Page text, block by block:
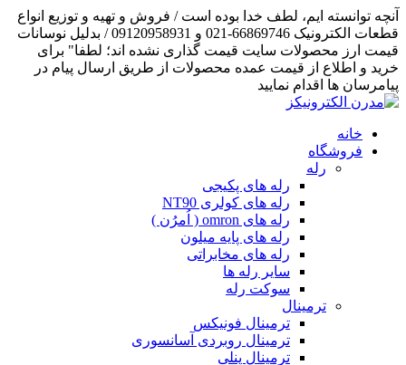
آنچه توانسته ایم، لطف خدا بوده است / فروش و تهیه و توزیع انواع
قطعات الکترونیک 66869746-021 و 09120958931 / بدلیل نوسانات
قیمت ارز محصولات سایت قیمت گذاری نشده اند؛ لطفا" برای
خرید و اطلاع از قیمت عمده محصولات از طریق ارسال پیام در
پیامرسان ها اقدام نمایید
خانه
فروشگاه
رله
رله های پکیجی
رله های کولری NT90
رله های omron ( اُمرُن )
رله های پایه میلون
رله های مخابراتی
سایر رله ها
سوکت رله
ترمینال
ترمینال فونیکس
ترمینال روبردی آسانسوری
ترمینال پنلی